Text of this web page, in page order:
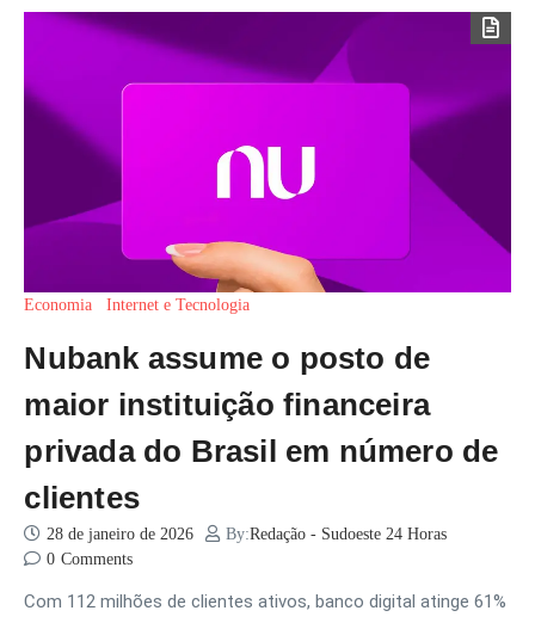
Economia Internet e Tecnologia
Nubank assume o posto de
maior instituição financeira
privada do Brasil em número de
clientes
28 de janeiro de 2026 By:Redação - Sudoeste 24 Horas
0 Comments
Com 112 milhões de clientes ativos, banco digital atinge 61%